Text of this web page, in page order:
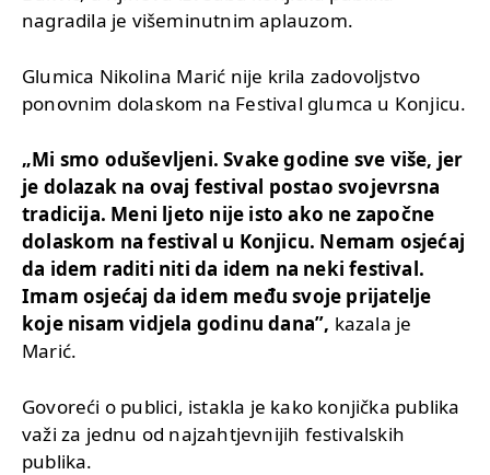
nagradila je višeminutnim aplauzom.
Glumica Nikolina Marić nije krila zadovoljstvo
ponovnim dolaskom na Festival glumca u Konjicu.
„Mi smo oduševljeni. Svake godine sve više, jer
je dolazak na ovaj festival postao svojevrsna
tradicija. Meni ljeto nije isto ako ne započne
dolaskom na festival u Konjicu. Nemam osjećaj
da idem raditi niti da idem na neki festival.
Imam osjećaj da idem među svoje prijatelje
koje nisam vidjela godinu dana”, kazala je
Marić.
Govoreći o publici, istakla je kako konjička publika
važi za jednu od najzahtjevnijih festivalskih
publika.